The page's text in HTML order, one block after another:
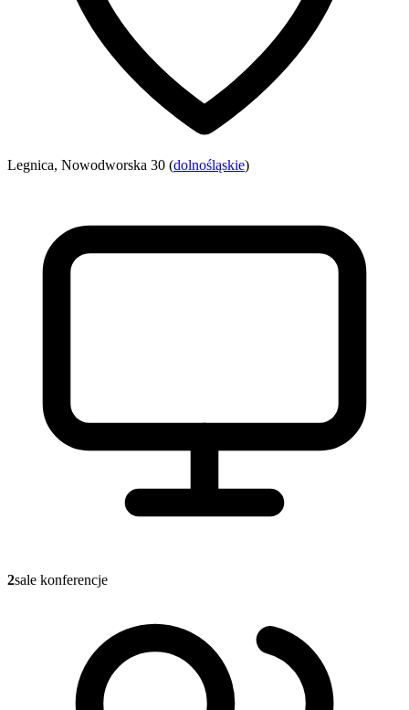
Legnica, Nowodworska 30 (dolnośląskie)
2sale konferencje